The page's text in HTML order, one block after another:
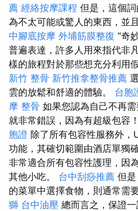
薦 經絡按摩課程 但是，這個
為不太可能或驚人的東西，並
中腳底按摩 外埔筋膜整復 “奇
普遍表達，許多人用來指代非
樣的旅程對於那些想充分利用
新竹 整骨 新竹推拿整骨推薦
雲的放鬆和舒適的體驗。 台胞
摩 整骨 如果您認為自己不再
就非常錯誤，因為有超級包容！
胞證 除了所有包容性服務外
功能，其確切範圍由酒店單獨
非常適合所有包容性護理，因
其他小吃。 台中刮痧推薦 但
的菜單中選擇食物，則通常需
獅 台中油壓 總而言之，保證